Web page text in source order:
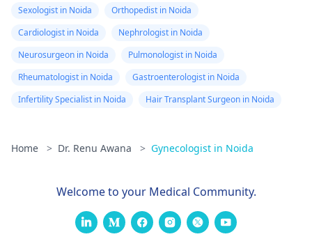
Sexologist in Noida
Orthopedist in Noida
Cardiologist in Noida
Nephrologist in Noida
Neurosurgeon in Noida
Pulmonologist in Noida
Rheumatologist in Noida
Gastroenterologist in Noida
Infertility Specialist in Noida
Hair Transplant Surgeon in Noida
Home > Dr. Renu Awana > Gynecologist in Noida
Welcome to your Medical Community.